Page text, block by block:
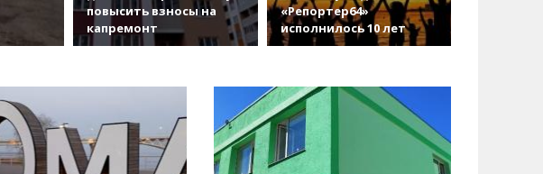
повысить взносы на
капремонт
«Репортер64»
исполнилось 10 лет